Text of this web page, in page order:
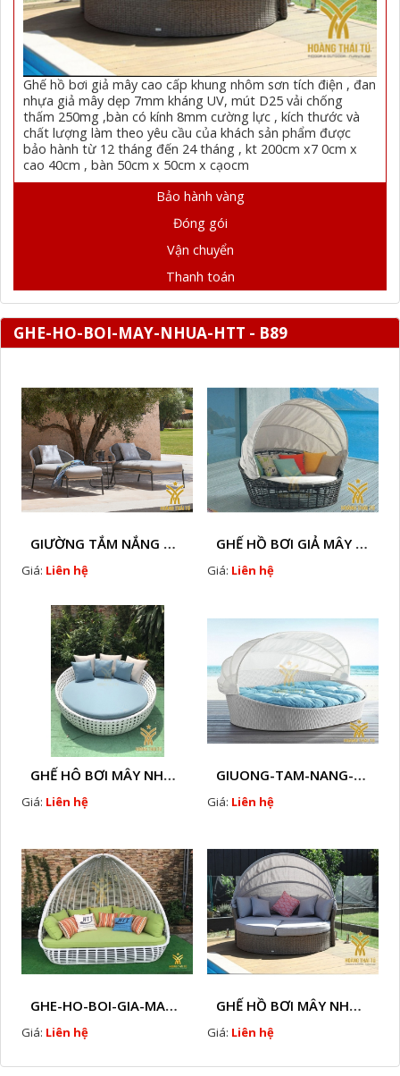
Ghế hồ bơi giả mây cao cấp khung nhôm sơn tích điện , đan
nhựa giả mây dẹp 7mm kháng UV, mút D25 vải chống
thấm 250mg ,bàn có kính 8mm cường lực , kích thước và
chất lượng làm theo yêu cầu của khách sản phẩm được
bảo hành từ 12 tháng đến 24 tháng , kt 200cm x7 0cm x
cao 40cm , bàn 50cm x 50cm x cạocm
Bảo hành vàng
Đóng gói
Vận chuyển
Thanh toán
GHE-HO-BOI-MAY-NHUA-HTT - B89
GIƯỜNG TẮM NẮNG GIẢ MÂY HTT - B78
Giá: Liên hệ
GHẾ HỒ BƠI GIẢ MÂY HTT - B36
Giá: Liên hệ
GHẾ HÔ BƠI MÂY NHỰA HTT - B33
Giá: Liên hệ
GIUONG-TAM-NANG-GIA-MAY-HTT - B77
Giá: Liên hệ
GHE-HO-BOI-GIA-MAY-HTT - B76
Giá: Liên hệ
GHẾ HỒ BƠI MÂY NHỰA HTT - B38
Giá: Liên hệ